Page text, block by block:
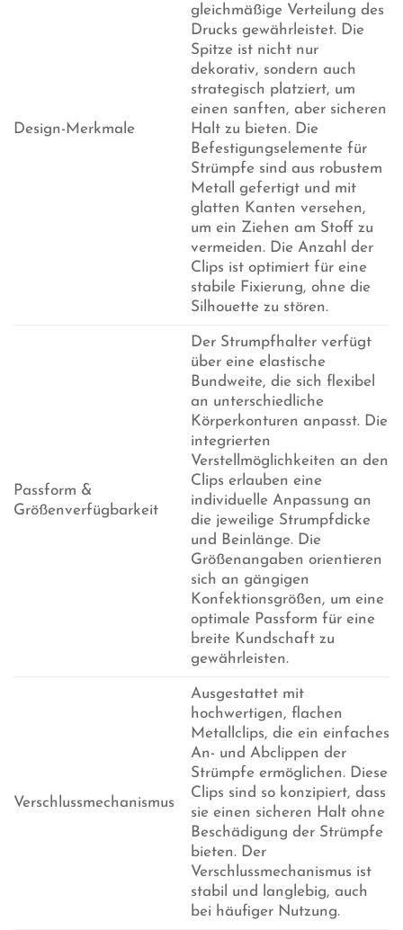
Design-Merkmale
gleichmäßige Verteilung des
Drucks gewährleistet. Die
Spitze ist nicht nur
dekorativ, sondern auch
strategisch platziert, um
einen sanften, aber sicheren
Halt zu bieten. Die
Befestigungselemente für
Strümpfe sind aus robustem
Metall gefertigt und mit
glatten Kanten versehen,
um ein Ziehen am Stoff zu
vermeiden. Die Anzahl der
Clips ist optimiert für eine
stabile Fixierung, ohne die
Silhouette zu stören.
Passform &
Größenverfügbarkeit
Der Strumpfhalter verfügt
über eine elastische
Bundweite, die sich flexibel
an unterschiedliche
Körperkonturen anpasst. Die
integrierten
Verstellmöglichkeiten an den
Clips erlauben eine
individuelle Anpassung an
die jeweilige Strumpfdicke
und Beinlänge. Die
Größenangaben orientieren
sich an gängigen
Konfektionsgrößen, um eine
optimale Passform für eine
breite Kundschaft zu
gewährleisten.
Verschlussmechanismus
Ausgestattet mit
hochwertigen, flachen
Metallclips, die ein einfaches
An- und Abclippen der
Strümpfe ermöglichen. Diese
Clips sind so konzipiert, dass
sie einen sicheren Halt ohne
Beschädigung der Strümpfe
bieten. Der
Verschlussmechanismus ist
stabil und langlebig, auch
bei häufiger Nutzung.